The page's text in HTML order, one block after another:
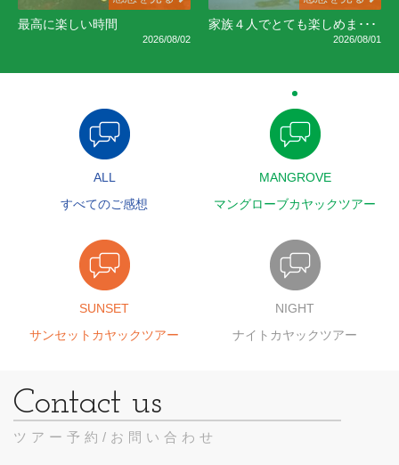
最高に楽しい時間
2026/08/02
家族４人でとても楽しめま･･･
2026/08/01
ALL
すべてのご感想
MANGROVE
マングローブカヤックツアー
SUNSET
サンセットカヤックツアー
NIGHT
ナイトカヤックツアー
ツアー予約/お問い合わせ